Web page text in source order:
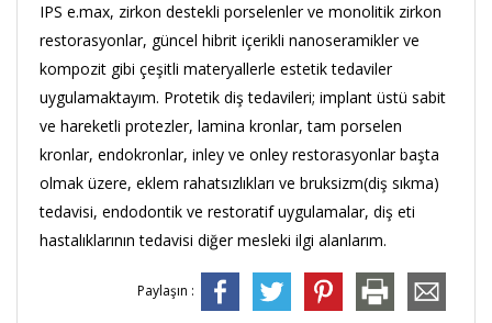
IPS e.max, zirkon destekli porselenler ve monolitik zirkon
restorasyonlar, güncel hibrit içerikli nanoseramikler ve
kompozit gibi çeşitli materyallerle estetik tedaviler
uygulamaktayım. Protetik diş tedavileri; implant üstü sabit
ve hareketli protezler, lamina kronlar, tam porselen
kronlar, endokronlar, inley ve onley restorasyonlar başta
olmak üzere, eklem rahatsızlıkları ve bruksizm(diş sıkma)
tedavisi, endodontik ve restoratif uygulamalar, diş eti
hastalıklarının tedavisi diğer mesleki ilgi alanlarım.
Paylaşın :